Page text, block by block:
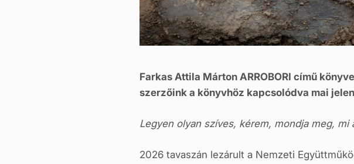
Farkas Attila Márton ARROBORI című
szerzőink a könyvhöz kapcsolódva mai
Legyen olyan szíves, kérem, mondja meg,
2026 tavaszán lezárult a Nemzeti